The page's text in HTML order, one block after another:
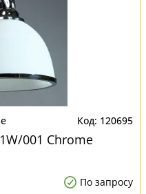
120695
001 Chrome
По запросу